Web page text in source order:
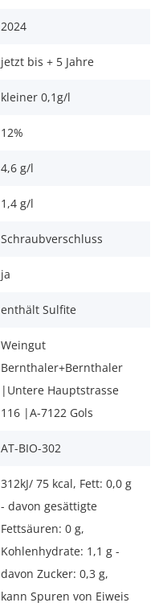
2024
jetzt bis + 5 Jahre
kleiner 0,1g/l
12%
4,6 g/l
1,4 g/l
Schraubverschluss
ja
enthält Sulfite
Weingut
Bernthaler+Bernthaler
|Untere Hauptstrasse
116 |A-7122 Gols
AT-BIO-302
312kJ/ 75 kcal, Fett: 0,0 g
- davon gesättigte
Fettsäuren: 0 g,
Kohlenhydrate: 1,1 g -
davon Zucker: 0,3 g,
kann Spuren von Eiweis